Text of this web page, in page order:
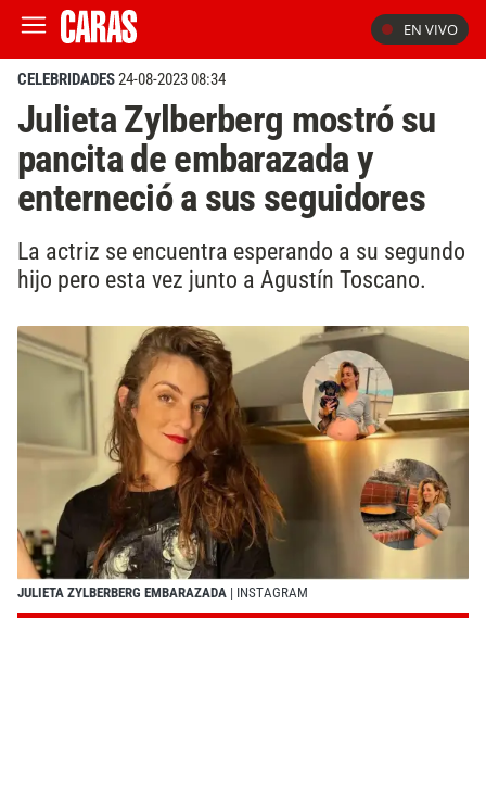
EN VIVO
CELEBRIDADES24-08-2023 08:34
Julieta Zylberberg mostró su
pancita de embarazada y
enterneció a sus seguidores
La actriz se encuentra esperando a su segundo
hijo pero esta vez junto a Agustín Toscano.
JULIETA ZYLBERBERG EMBARAZADA | INSTAGRAM